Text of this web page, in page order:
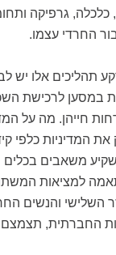
גרפיקה
החרדי עצמו.
תהליכים אלו יש
במסען לרכישת
חייהן. מה על
את המדיניות כלפי
משאבים בכלים
למציאות
והנשים
החברתית,